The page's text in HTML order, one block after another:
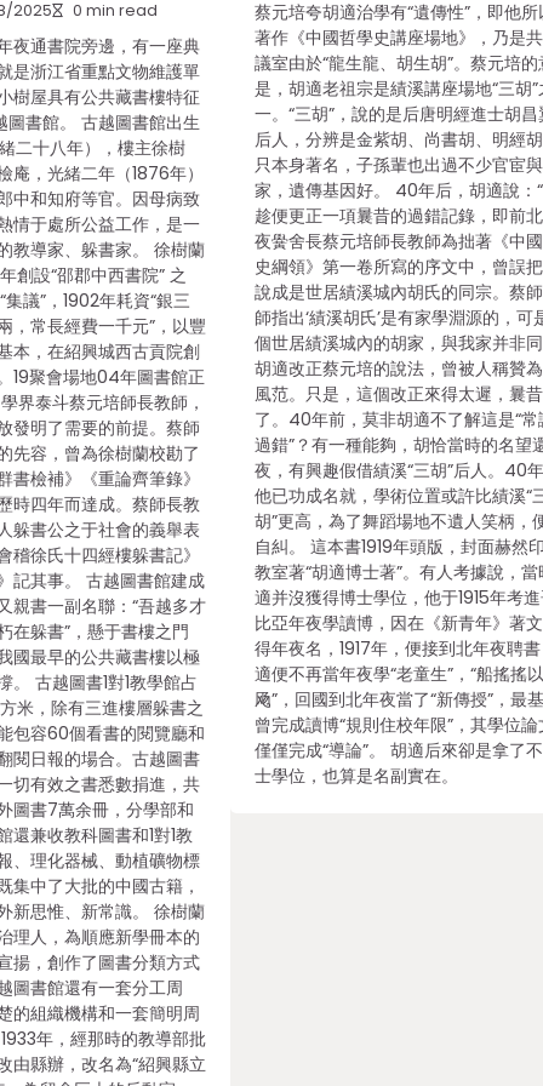
2025 0 min read
夜通書院旁邊，有一座典
是浙江省重點文物維護單
樹屋具有公共藏書樓特征
書館。 古越圖書館出生
二十八年），樓主徐樹
庵，光緒二年（1876年）
中和知府等官。因母病致
情于處所公益工作，是一
教導家、躲書家。 徐樹蘭
創設“邵郡中西書院” 之
議”，1902年耗資“銀三
，常長經費一千元”，以豐
本，在紹興城西古貢院創
19聚會場地04年圖書館正
界泰斗蔡元培師長教師，
發明了需要的前提。蔡師
先容，曾為徐樹蘭校勘了
書檢補》《重論齊筆錄》
時四年而達成。蔡師長教
躲書公之于社會的義舉表
稽徐氏十四經樓躲書記》
記其事。 古越圖書館建成
親書一副名聯：“吾越多才
在躲書”，懸于書樓之門
國最早的公共藏書樓以極
。 古越圖書1對1教學館占
米，除有三進樓層躲書之
包容60個看書的閱覽廳和
閱日報的場合。古越圖書
切有效之書悉數捐進，共
圖書7萬余冊，分學部和
還兼收教科圖書和1對1教
、理化器械、動植礦物標
集中了大批的中國古籍，
新思惟、新常識。 徐樹蘭
理人，為順應新學冊本的
揚，創作了圖書分類方式
圖書館還有一套分工周
的組織機構和一套簡明周
年，經那時的教導部批
由縣辦，改名為“紹興縣立
蔡元培夸胡適治學有“遺傳性”，即他
著作《中國哲學史講座場地》，乃是
議室由於“龍生龍、胡生胡”。蔡元培
是，胡適老祖宗是績溪講座場地“三胡”
一。“三胡”，說的是后唐明經進士胡
后人，分辨是金紫胡、尚書胡、明經
只本身著名，子孫輩也出過不少官宦
家，遺傳基因好。 40年后，胡適說：
趁便更正一項曩昔的過錯記錄，即前
夜黌舍長蔡元培師長教師為拙著《中
史綱領》第一卷所寫的序文中，曾誤
說成是世居績溪城內胡氏的同宗。蔡
師指出‘績溪胡氏’是有家學淵源的，可
個世居績溪城內的胡家，與我家并非
胡適改正蔡元培的說法，曾被人稱贊
風范。只是，這個改正來得太遲，曩
了。40年前，莫非胡適不了解這是“常
過錯”？有一種能夠，胡恰當時的名望
夜，有興趣假借績溪“三胡”后人。40
他已功成名就，學術位置或許比績溪“
胡”更高，為了舞蹈場地不遺人笑柄，
自糾。 這本書1919年頭版，封面赫然
教室著“胡適博士著”。有人考據說，
適并沒獲得博士學位，他于1915年考
比亞年夜學讀博，因在《新青年》著
得年夜名，1917年，便接到北年夜聘
適便不再當年夜學“老童生”，“船搖搖
飏”，回國到北年夜當了“新傳授”，最
曾完成讀博“規則住校年限”，其學位
僅僅完成“導論”。 胡適后來卻是拿了
士學位，也算是名副實在。